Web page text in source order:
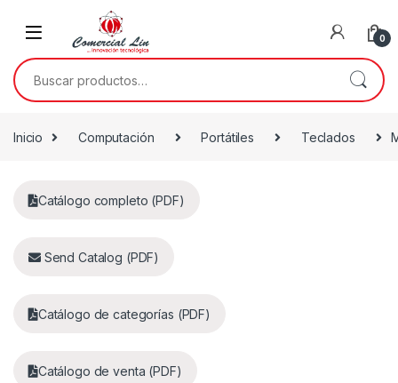
0
Inicio Computación Portátiles Teclados
Catálogo completo (PDF)
Send Catalog (PDF)
Catálogo de categorías (PDF)
Catálogo de venta (PDF)